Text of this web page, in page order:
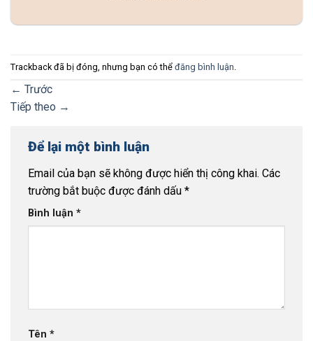
Trackback đã bị đóng, nhưng bạn có thể đăng bình luận
← Trước
Tiếp theo →
Để lại một bình luận
Email của bạn sẽ không được hiển thị công khai. Các
trường bắt buộc được đánh dấu *
Bình luận *
Tên *